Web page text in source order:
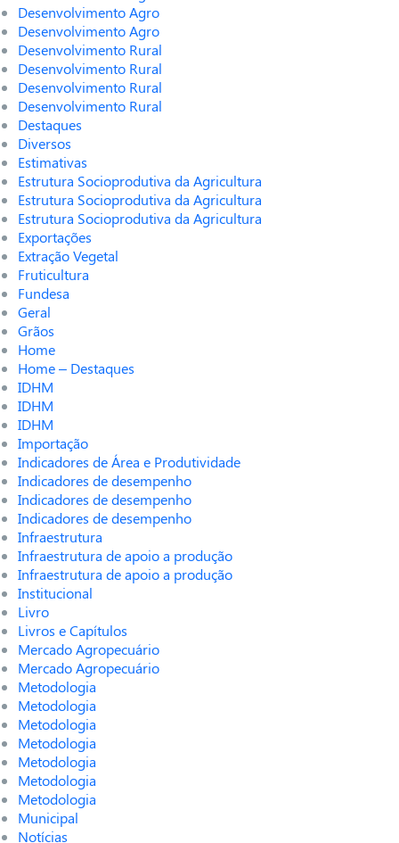
Desenvolvimento Agro
Desenvolvimento Agro
Desenvolvimento Rural
Desenvolvimento Rural
Desenvolvimento Rural
Desenvolvimento Rural
Destaques
Diversos
Estimativas
Estrutura Socioprodutiva da Agricultura
Estrutura Socioprodutiva da Agricultura
Estrutura Socioprodutiva da Agricultura
Exportações
Extração Vegetal
Fruticultura
Fundesa
Geral
Grãos
Home
Home – Destaques
IDHM
IDHM
IDHM
Importação
Indicadores de Área e Produtividade
Indicadores de desempenho
Indicadores de desempenho
Indicadores de desempenho
Infraestrutura
Infraestrutura de apoio a produção
Infraestrutura de apoio a produção
Institucional
Livro
Livros e Capítulos
Mercado Agropecuário
Mercado Agropecuário
Metodologia
Metodologia
Metodologia
Metodologia
Metodologia
Metodologia
Metodologia
Municipal
Notícias